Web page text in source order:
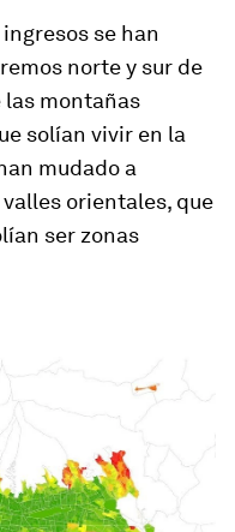
se han
norte y sur de
las montañas
solían vivir en la
mudado a
orientales, que
ser zonas